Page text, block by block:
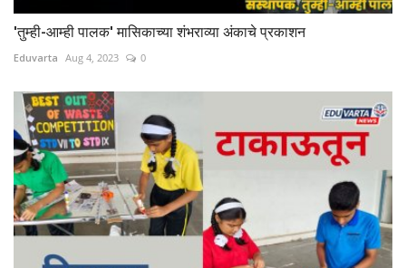
'तुम्ही-आम्ही पालक' मासिकाच्या शंभराव्या अंकाचे प्रकाशन
Eduvarta Aug 4, 2023 0